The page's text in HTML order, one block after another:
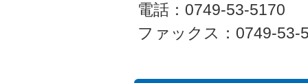
電話：0749-53-5170
ファックス：0749-53-